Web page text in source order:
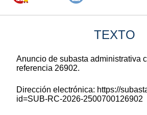
TEXTO
Anuncio de subasta administrativa
referencia 26902.
Dirección electrónica: https://
id=SUB-RC-2026-2500700126902